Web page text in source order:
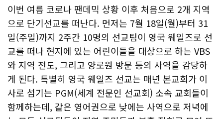
이번 여름 코로나 팬데믹 상황 이후 처음으로 2개 지역
으로 단기선교를 떠난다. 먼저는 7월 18일(월)부터 31
일(주일)까지 2주간 10명의 선교팀이 영국 웨일즈로 선
교를 떠나 현지에 있는 어린이들을 대상으로 하는 VBS
와 지역 전도, 그리고 양로원 방문 등의 사역을 감당하
게 된다. 특별히 영국 웨일즈 선교는 매년 본교회가 이
사로 섬기는 PGM(세계 전문인 선교회) 소속 교회들이
함께하는데, 같은 영어권으로 낮에는 사역으로 저녁에